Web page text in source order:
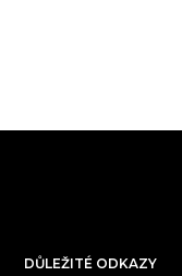
DŮLEŽITÉ ODKAZY